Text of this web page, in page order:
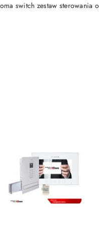
switch zestaw sterowania